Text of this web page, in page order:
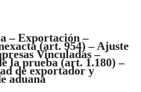
– Exportación –
(art. 954) – Ajuste
Vinculadas –
la prueba (art. 1.180) –
de exportador y
aduana